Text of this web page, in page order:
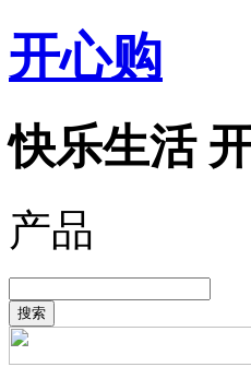
开心购
快乐生活
产品
搜索